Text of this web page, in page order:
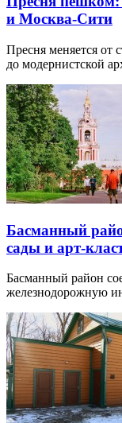
и Москва-Сити
Пресня меняется от
до модернистской
Басманный
сады и арт-
Басманный район
железнодорожную